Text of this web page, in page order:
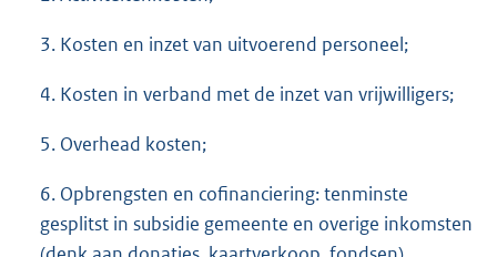
3. Kosten en inzet van uitvoerend personeel;
4. Kosten in verband met de inzet van vrijwilligers;
5. Overhead kosten;
6. Opbrengsten en cofinanciering: tenminste
gesplitst in subsidie gemeente en overige inkomsten